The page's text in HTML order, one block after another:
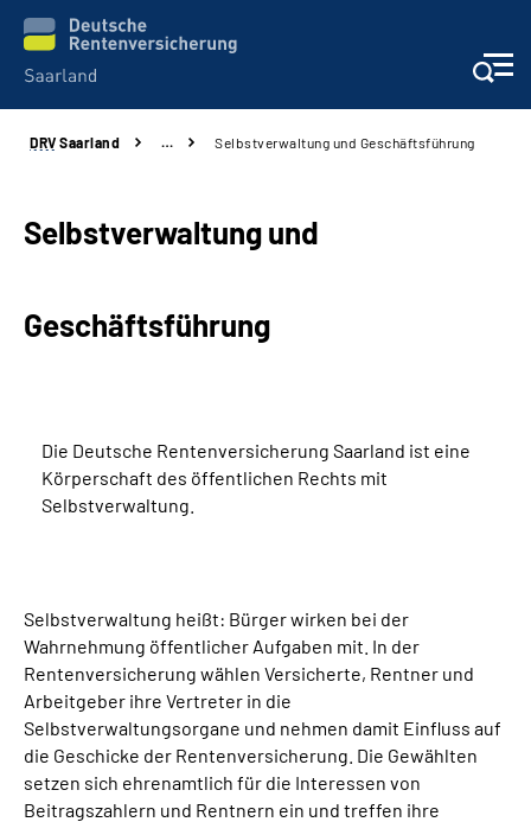
Aktuelles
Services
Über uns
Inhalte in Gebärdensprache (DGS)
Leichte Sprache
Suche
DRV Saarland … Selbstverwaltung und Geschäftsführung
Selbstverwaltung und
Geschäftsführung
Die Deutsche Rentenversicherung Saarland ist eine
Körperschaft des öffentlichen Rechts mit
Selbstverwaltung.
Selbstverwaltung heißt: Bürger wirken bei der
Wahrnehmung öffentlicher Aufgaben mit. In der
Rentenversicherung wählen Versicherte, Rentner und
Arbeitgeber ihre Vertreter in die
Selbstverwaltungsorgane und nehmen damit Einfluss auf
die Geschicke der Rentenversicherung. Die Gewählten
setzen sich ehrenamtlich für die Interessen von
Beitragszahlern und Rentnern ein und treffen ihre